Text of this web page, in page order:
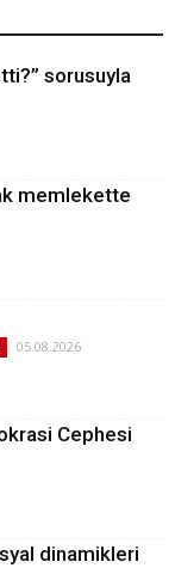
sorusuyla
memlekette
05.08.2026
Cephesi
dinamikleri